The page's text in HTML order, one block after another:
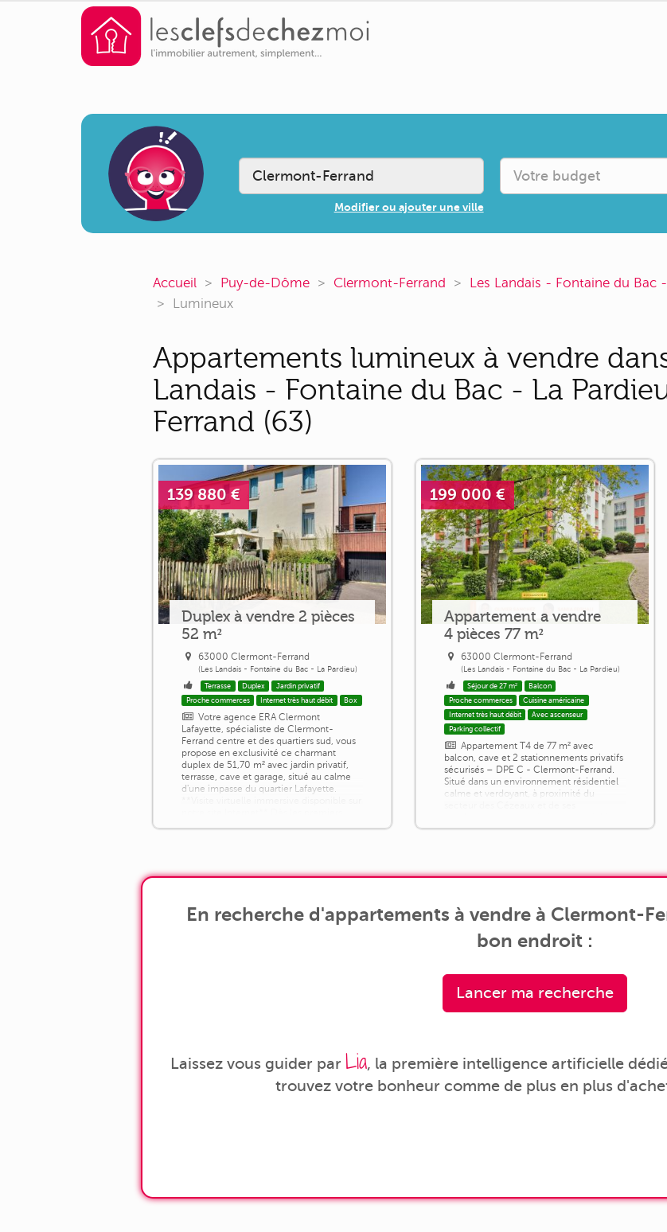
Modifier ou ajouter une ville
Accueil Puy-de-Dôme Clermont-Ferrand Les Landais - Fontaine du Bac
Lumineux
Appartements lumineux à vendre
Landais - Fontaine du Bac - La
Ferrand (63)
139 880 €
Duplex à vendre 2 pièces
52 m²
63000 Clermont-Ferrand
(Les Landais - Fontaine du Bac - La Pardieu)
Terrasse Duplex
Jardin privatif
Proche commerces
Internet très haut débit Box
Votre agence ERA Clermont
Lafayette, spécialiste de Clermont-
Ferrand centre et des quartiers sud, vous
propose en exclusivité ce charmant
duplex de 51,70 m² avec jardin privatif,
terrasse, cave et garage, situé au calme
d'une impasse du quartier Lafayette.
199 000 €
Appartement a vendre
4 pièces 77 m²
63000 Clermont-Ferrand
(Les Landais - Fontaine du Bac - La Pardieu)
Séjour de 27 m²
Balcon
Proche commerces
Cuisine américaine
Internet très haut débit
Avec ascenseur
Parking collectif
Appartement T4 de 77 m² avec
balcon, cave et 2 stationnements privatifs
sécurisés – DPE C - Clermont-Ferrand.
Situé dans un environnement résidentiel
calme et verdoyant, à proximité du
appartement T4 de 77 m² se trouve au 2ᵉ
l'appartement bénéficie de [...]
En recherche d'appartements à vendre à Clermont-
bon endroit :
Lancer ma recherche
Laissez vous guider par Lia, la première intelligence artificielle
trouvez votre bonheur comme de plus en plus